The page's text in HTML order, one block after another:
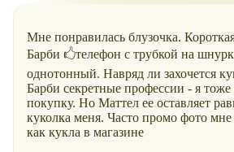
Мне понравилась блузочка.
Барби 🖒телефон с трубкой на
однотонный. Навряд ли захочется
Барби секретные профессии - я тоже
покупку. Но Маттел ее оставляет
куколка меня. Часто промо фото мне
как кукла в магазине